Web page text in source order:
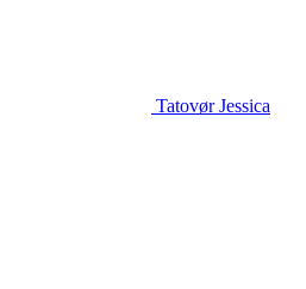
Tatovør Jessica